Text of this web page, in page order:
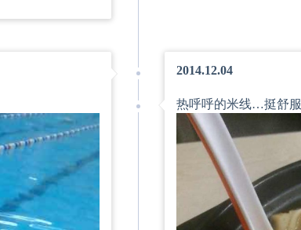
2014.12.04
热呼呼的米线…挺舒服